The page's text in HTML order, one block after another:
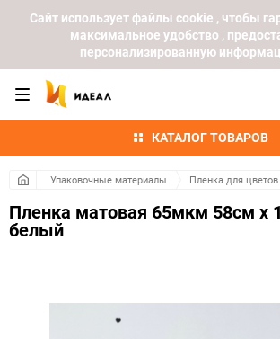
Cайт использует файлы cookie , чтобы
максимальное удобство ,
персонализированную
КАТАЛОГ ТОВАРОВ
Упаковочные материалы Пленка для
Пленка матовая 65мкм 58см х
белый